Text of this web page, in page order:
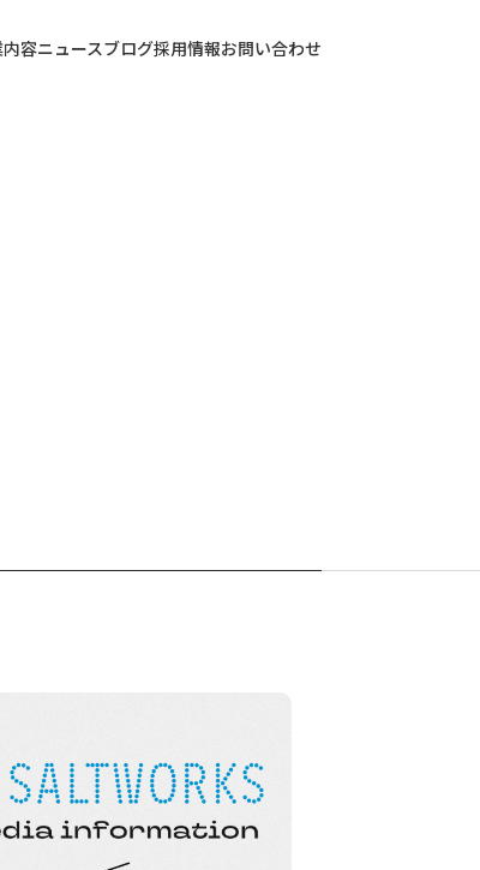
容ニュースブログ採用情報お問い合わせ